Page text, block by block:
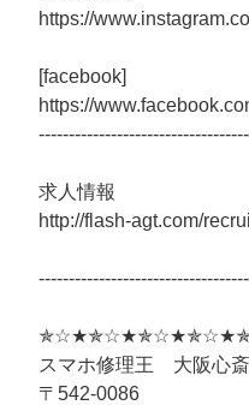
https://
[facebook]
https://
求人情報
http://flash-agt.com/
スマホ修理王 大阪心
〒542-0086